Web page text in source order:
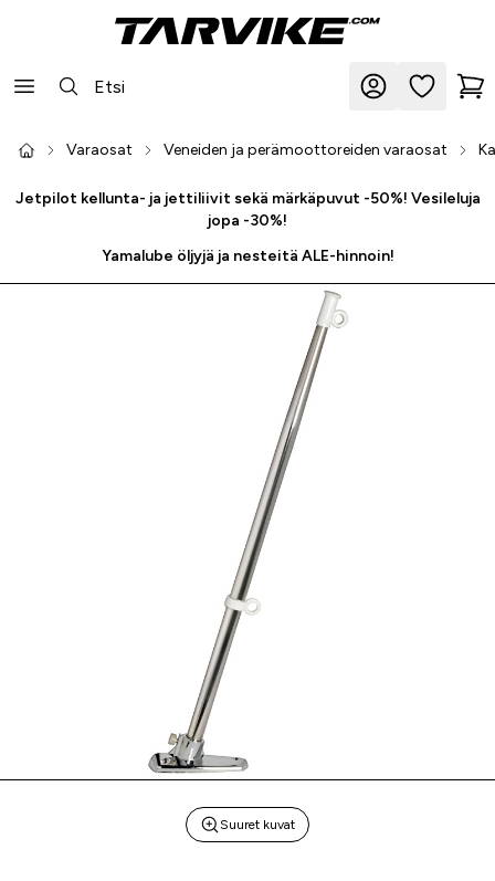
Varaosat Veneiden ja perämoottoreiden varaosat
Jetpilot kellunta- ja jettiliivit sekä märkäpuvut -50%! Vesileluja
jopa -30%!
Yamalube öljyjä ja nesteitä ALE-hinnoin!
Suuret kuvat